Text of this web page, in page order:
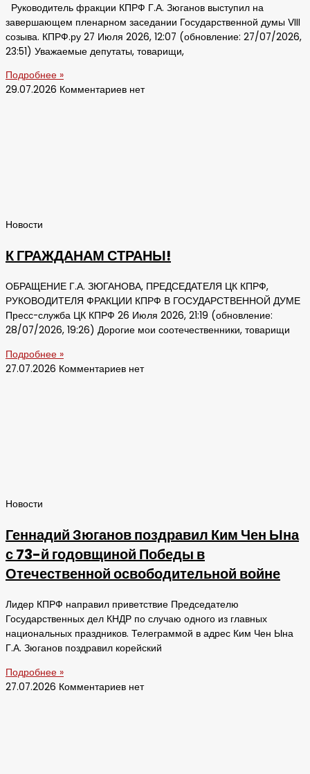
Руководитель фракции КПРФ Г.А. Зюганов выступил на
завершающем пленарном заседании Государственной думы VIII
созыва. КПРФ.ру 27 Июля 2026, 12:07 (обновление: 27/07/2026,
23:51) Уважаемые депутаты, товарищи,
Подробнее »
29.07.2026 Комментариев нет
Новости
К ГРАЖДАНАМ СТРАНЫ!
ОБРАЩЕНИЕ Г.А. ЗЮГАНОВА, ПРЕДСЕДАТЕЛЯ ЦК КПРФ,
РУКОВОДИТЕЛЯ ФРАКЦИИ КПРФ В ГОСУДАРСТВЕННОЙ ДУМЕ
Пресс-служба ЦК КПРФ 26 Июля 2026, 21:19 (обновление:
28/07/2026, 19:26) Дорогие мои соотечественники, товарищи
Подробнее »
27.07.2026 Комментариев нет
Новости
Геннадий Зюганов поздравил Ким Чен Ына
с 73-й годовщиной Победы в
Отечественной освободительной войне
Лидер КПРФ направил приветствие Председателю
Государственных дел КНДР по случаю одного из главных
национальных праздников. Телеграммой в адрес Ким Чен Ына
Г.А. Зюганов поздравил корейский
Подробнее »
27.07.2026 Комментариев нет